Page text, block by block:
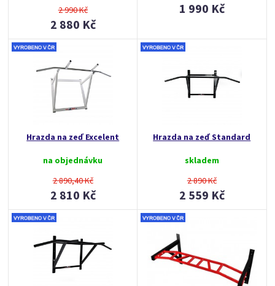
2 990 Kč
2 880 Kč
1 990 Kč
Hrazda na zeď Excelent
na objednávku
2 890,40 Kč
2 810 Kč
Hrazda na zeď Standard
skladem
2 890 Kč
2 559 Kč